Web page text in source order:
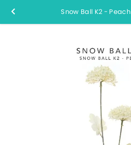
Snow Ball K2 - Peach